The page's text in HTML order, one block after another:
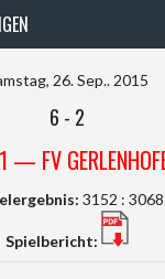
26. Sep.. 2015
6 - 2
— FV
3152 : 3068
Spielbericht: